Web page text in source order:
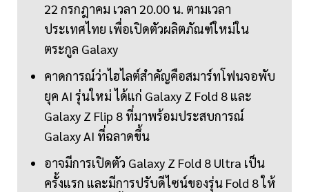
22 กรกฎาคม เวลา 20.00 น. ตามเวลา
ประเทศไทย เพื่อเปิดตัวผลิตภัณฑ์ใหม่ใน
ตระกูล Galaxy
คาดการณ์ว่าไฮไลต์สำคัญคือสมาร์ทโฟนจอพับ
ยุค AI รุ่นใหม่ ได้แก่ Galaxy Z Fold 8 และ
Galaxy Z Flip 8 ที่มาพร้อมประสบการณ์
Galaxy AI ที่ฉลาดขึ้น
อาจมีการเปิดตัว Galaxy Z Fold 8 Ultra เป็น
ครั้งแรก และมีการปรับดีไซน์ของรุ่น Fold 8 ให้